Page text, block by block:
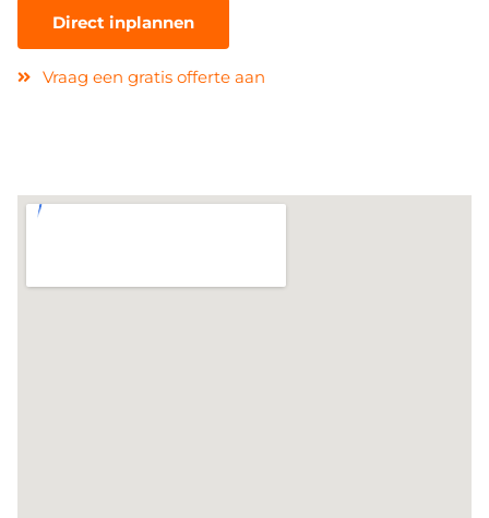
Direct inplannen
Vraag een gratis offerte aan